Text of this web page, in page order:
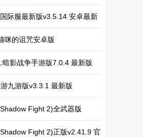
际服最新版v3.5.14 安卓最新
咪的诅咒安卓版
中文联机版
暗影战争手游版7.0.4 最新版
九游版v3.3.1 最新版
Fight 2)全武器版
版
Fight 2)正版v2.41.9 官